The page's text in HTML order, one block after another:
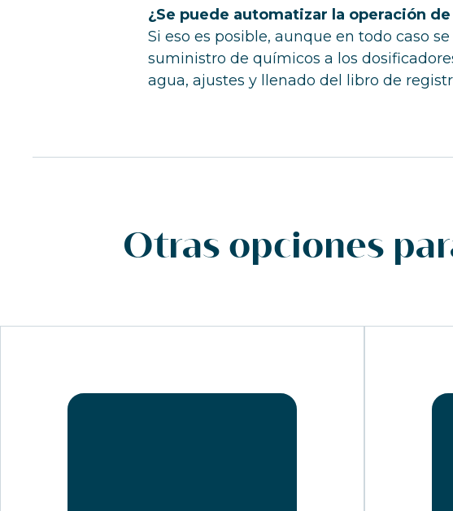
¿Se puede automatizar la operación
Si eso es posible, aunque en todo caso
suministro de químicos a los
agua, ajustes y llenado del libro de
Otras opciones